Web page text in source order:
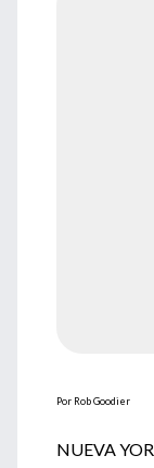
Por Rob Goodier
NUEVA